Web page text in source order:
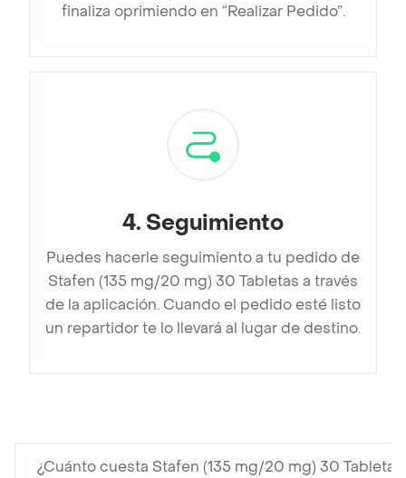
finaliza oprimiendo en “Realizar Pedido”.
4. Seguimiento
Puedes hacerle seguimiento a tu pedido de
Stafen (135 mg/20 mg) 30 Tabletas a través
de la aplicación. Cuando el pedido esté listo
un repartidor te lo llevará al lugar de destino.
¿Cuánto cuesta Stafen (135 mg/20 mg) 30